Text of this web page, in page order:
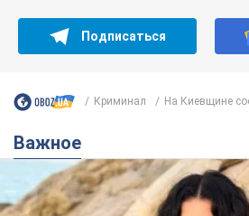
Подписаться
Криминал На Киевщине
Важное